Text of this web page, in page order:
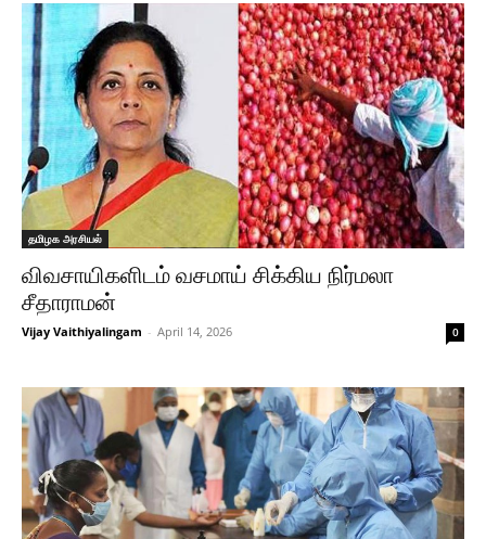
தமிழக அரசியல்
விவசாயிகளிடம் வசமாய் சிக்கிய நிர்மலா
சீதாராமன்
Vijay Vaithiyalingam - April 14, 2026 0